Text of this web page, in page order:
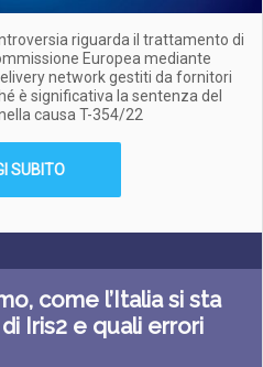
riguarda il trattamento di
Europea mediante
network gestiti da fornitori
è significativa la sentenza del
causa T-354/22
SUBITO
come l’Italia si sta
Iris2 e quali errori